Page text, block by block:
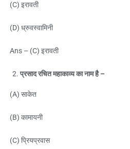
(C) इरावती
(D) ध्रुवस्वामिनी
Ans – (C) इरावती
प्रसाद रचित महाकाव्य का नाम है –
(A) साकेत
(B) कामायनी
(C) प्रियप्रवास